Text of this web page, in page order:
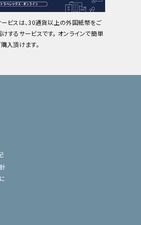
ビスは、30通貨以上の外国紙幣をご
するサービスです。 オンラインで簡単
入頂けます。